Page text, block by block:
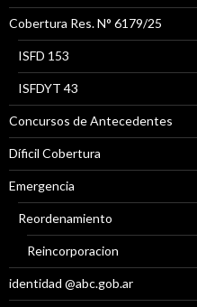
Cobertura Res. N° 6179/25
ISFD 153
ISFDYT 43
Concursos de Antecedentes
Díficil Cobertura
Emergencia
Reordenamiento
Reincorporacion
identidad @abc.gob.ar